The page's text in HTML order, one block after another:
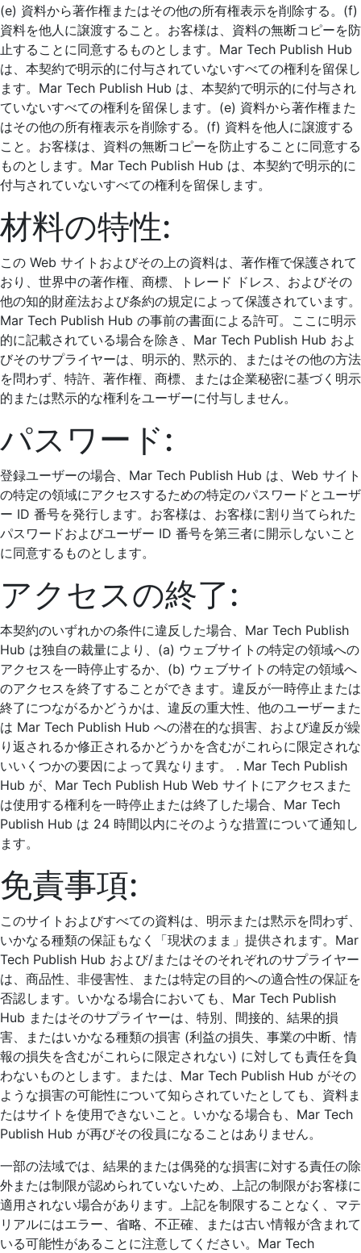
(e) 資料から著作権またはその他の所有権表示を削除する。(f)
資料を他人に譲渡すること。お客様は、資料の無断コピーを防
止することに同意するものとします。Mar Tech Publish Hub
は、本契約で明示的に付与されていないすべての権利を留保し
ます。Mar Tech Publish Hub は、本契約で明示的に付与され
ていないすべての権利を留保します。(e) 資料から著作権また
はその他の所有権表示を削除する。(f) 資料を他人に譲渡する
こと。お客様は、資料の無断コピーを防止することに同意する
ものとします。Mar Tech Publish Hub は、本契約で明示的に
付与されていないすべての権利を留保します。
材料の特性:
この Web サイトおよびその上の資料は、著作権で保護されて
おり、世界中の著作権、商標、トレード ドレス、およびその
他の知的財産法および条約の規定によって保護されています。
Mar Tech Publish Hub の事前の書面による許可。ここに明示
的に記載されている場合を除き、Mar Tech Publish Hub およ
びそのサプライヤーは、明示的、黙示的、またはその他の方法
を問わず、特許、著作権、商標、または企業秘密に基づく明示
的または黙示的な権利をユーザーに付与しません。
パスワード:
登録ユーザーの場合、Mar Tech Publish Hub は、Web サイト
の特定の領域にアクセスするための特定のパスワードとユーザ
ー ID 番号を発行します。お客様は、お客様に割り当てられた
パスワードおよびユーザー ID 番号を第三者に開示しないこと
に同意するものとします。
アクセスの終了:
本契約のいずれかの条件に違反した場合、Mar Tech Publish
Hub は独自の裁量により、(a) ウェブサイトの特定の領域への
アクセスを一時停止するか、(b) ウェブサイトの特定の領域へ
のアクセスを終了することができます。違反が一時停止または
終了につながるかどうかは、違反の重大性、他のユーザーまた
は Mar Tech Publish Hub への潜在的な損害、および違反が繰
り返されるか修正されるかどうかを含むがこれらに限定されな
いいくつかの要因によって異なります。 . Mar Tech Publish
Hub が、Mar Tech Publish Hub Web サイトにアクセスまた
は使用する権利を一時停止または終了した場合、Mar Tech
Publish Hub は 24 時間以内にそのような措置について通知し
ます。
免責事項:
このサイトおよびすべての資料は、明示または黙示を問わず、
いかなる種類の保証もなく「現状のまま」提供されます。Mar
Tech Publish Hub および/またはそのそれぞれのサプライヤー
は、商品性、非侵害性、または特定の目的への適合性の保証を
否認します。いかなる場合においても、Mar Tech Publish
Hub またはそのサプライヤーは、特別、間接的、結果的損
害、またはいかなる種類の損害 (利益の損失、事業の中断、情
報の損失を含むがこれらに限定されない) に対しても責任を負
わないものとします。または、Mar Tech Publish Hub がその
ような損害の可能性について知らされていたとしても、資料ま
たはサイトを使用できないこと。いかなる場合も、Mar Tech
Publish Hub が再びその役員になることはありません。
一部の法域では、結果的または偶発的な損害に対する責任の除
外または制限が認められていないため、上記の制限がお客様に
適用されない場合があります。上記を制限することなく、マテ
リアルにはエラー、省略、不正確、または古い情報が含まれて
いる可能性があることに注意してください。Mar Tech